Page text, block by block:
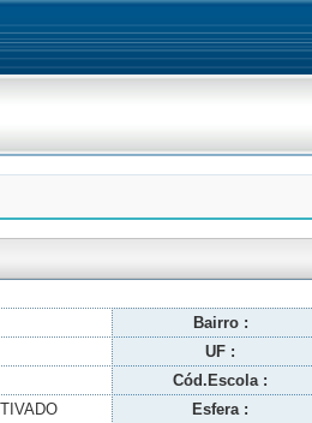
Bairro :
UF :
Cód.Escola :
Esfera :